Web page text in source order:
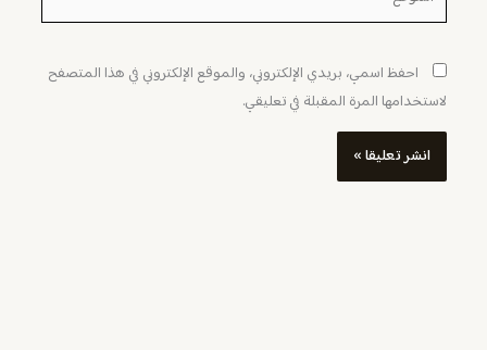
احفظ اسمي، بريدي الإلكتروني، والموقع الإلكتروني في هذا المتصفح
لاستخدامها المرة المقبلة في تعليقي.